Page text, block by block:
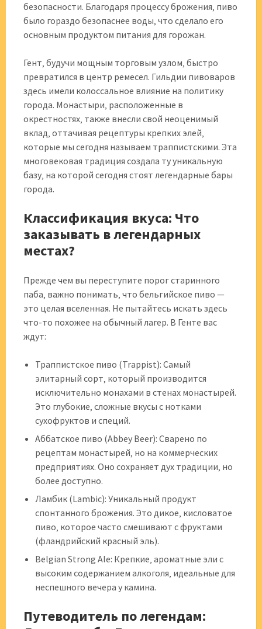
безопасности. Благодаря процессу брожения‚ пиво
было гораздо безопаснее воды‚ что сделало его
основным продуктом питания для горожан.
Гент‚ будучи мощным торговым узлом‚ быстро
превратился в центр ремесел. Гильдии пивоваров
здесь имели колоссальное влияние на политику
города. Монастыри‚ расположенные в
окрестностях‚ также внесли свой неоценимый
вклад‚ оттачивая рецептуры крепких элей‚
которые мы сегодня называем траппистскими. Эта
многовековая традиция создала ту уникальную
базу‚ на которой сегодня стоят легендарные бары
города.
Классификация вкуса: Что
заказывать в легендарных
местах?
Прежде чем вы переступите порог старинного
паба‚ важно понимать‚ что бельгийское пиво —
это целая вселенная. Не пытайтесь искать здесь
что-то похожее на обычный лагер. В Генте вас
ждут:
Траппистское пиво (Trappist): Самый
элитарный сорт‚ который производится
исключительно монахами в стенах монастырей.
Это глубокие‚ сложные вкусы с нотками
сухофруктов и специй.
Аббатское пиво (Abbey Beer): Сварено по
рецептам монастырей‚ но на коммерческих
предприятиях. Оно сохраняет дух традиции‚ но
более доступно.
Ламбик (Lambic): Уникальный продукт
спонтанного брожения. Это дикое‚ кисловатое
пиво‚ которое часто смешивают с фруктами
(фландрийский красный эль).
Belgian Strong Ale: Крепкие‚ ароматные эли с
высоким содержанием алкоголя‚ идеальные для
неспешного вечера у камина.
Путеводитель по легендам: